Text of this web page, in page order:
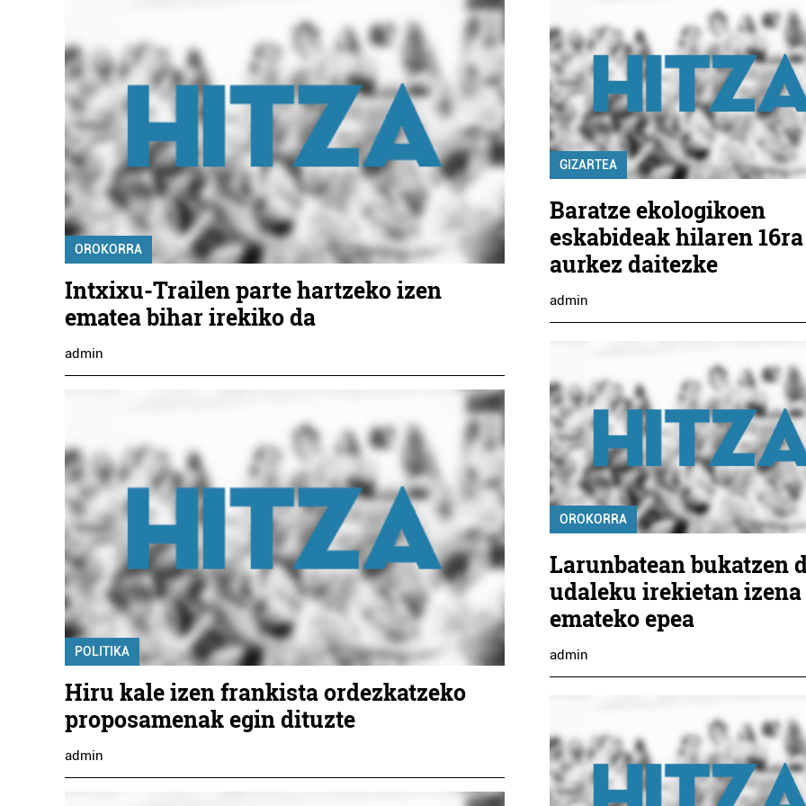
OROKORRA
Intxixu-Trailen parte hartzeko izen
ematea bihar irekiko da
admin
POLITIKA
Hiru kale izen frankista ordezkatzeko
proposamenak egin dituzte
admin
GIZARTEA
Baratze ekologikoen
eskabideak hilaren
aurkez daitezke
admin
OROKORRA
Larunbatean bukatzen
udaleku irekietan izena
emateko epea
admin